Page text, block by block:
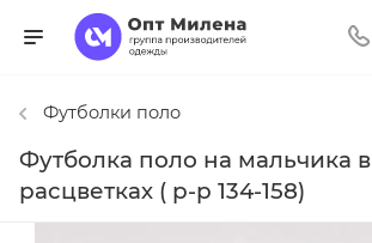
Футболки поло
Футболка поло на мальчика в
расцветках ( р-р 134-158)